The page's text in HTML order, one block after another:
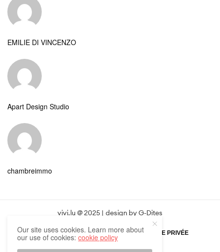
EMILIE DI VINCENZO
Apart Design Studio
chambreimmo
vivi.lu @ 2025 | design byG-Dites
POLITIQUE DE CONFIDENTIALITÉ VIE PRIVÉE
Our site uses cookies. Learn more about
our use of cookies:cookie policy